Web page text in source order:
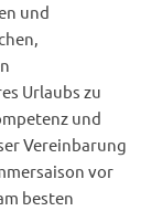
und
Urlaubs zu
und
Vereinbarung
vor
besten